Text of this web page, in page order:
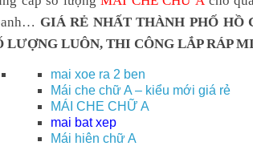
GIÁ RẺ NHẤT THÀNH PHỐ HỒ
LƯỢNG LUÔN, THI CÔNG LẮP RÁP
mai xoe ra 2 ben
Mái che chữ A – kiểu mới giá rẻ
MÁI CHE CHỮ A
mai bat xep
Mái hiên chữ A